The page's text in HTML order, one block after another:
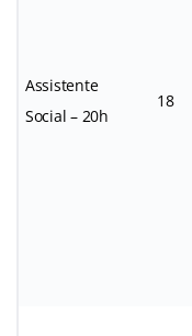
Assistente
Social – 20h
18